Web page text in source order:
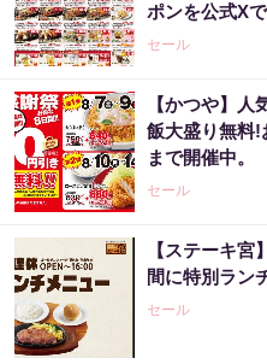
ポンを公式X
セール
【かつや】
飯大盛り無料!
まで開催中。
セール
【ステーキ
間に特別ラン
セール